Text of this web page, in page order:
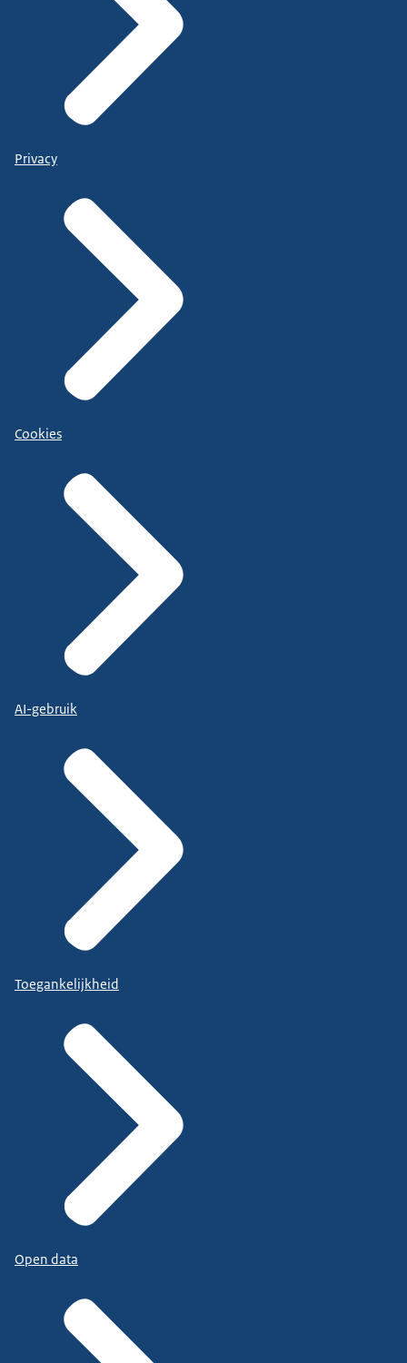
Privacy
Cookies
AI-gebruik
Toegankelijkheid
Open data